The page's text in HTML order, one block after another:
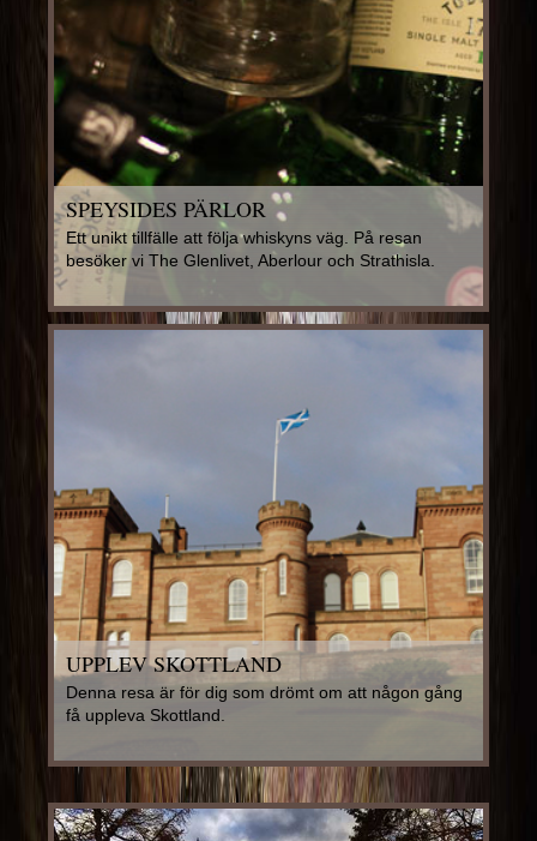
SPEYSIDES PÄRLOR
Ett unikt tillfälle att följa whiskyns väg. På resan
besöker vi The Glenlivet, Aberlour och Strathisla.
UPPLEV SKOTTLAND
Denna resa är för dig som drömt om att någon gång
få uppleva Skottland.